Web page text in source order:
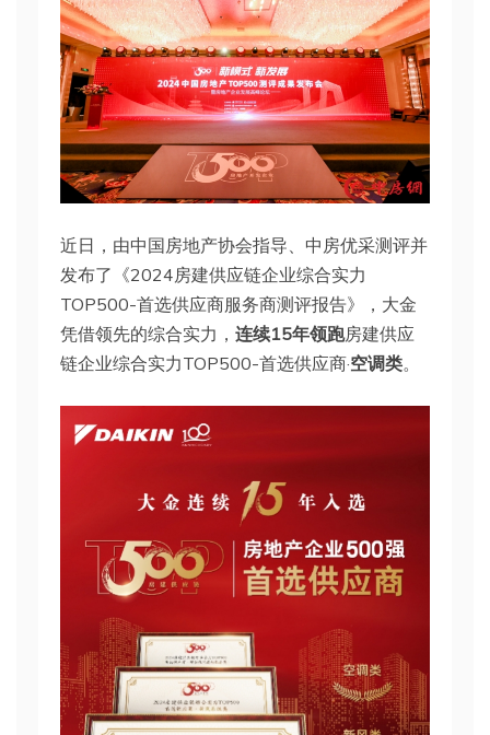
近日，由中国房地产协会指导、中房优采测评并
发布了《2024房建供应链企业综合实力
TOP500-首选供应商服务商测评报告》，大金
凭借领先的综合实力， 连续15年领跑房建供应
链企业综合实力TOP500-首选供应商·空调类。